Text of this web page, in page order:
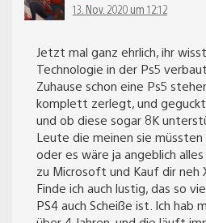
13. Nov. 2020 um 12:12
Jetzt mal ganz ehrlich, ihr
Technologie in der Ps5
Zuhause schon eine Ps5
komplett zerlegt, und
und ob diese sogar 8K
Leute die meinen sie müssten
oder es wäre ja angeblich alles
zu Microsoft und Kauf dir neh
Finde ich auch lustig, das so
PS4 auch Scheiße ist. Ich hab